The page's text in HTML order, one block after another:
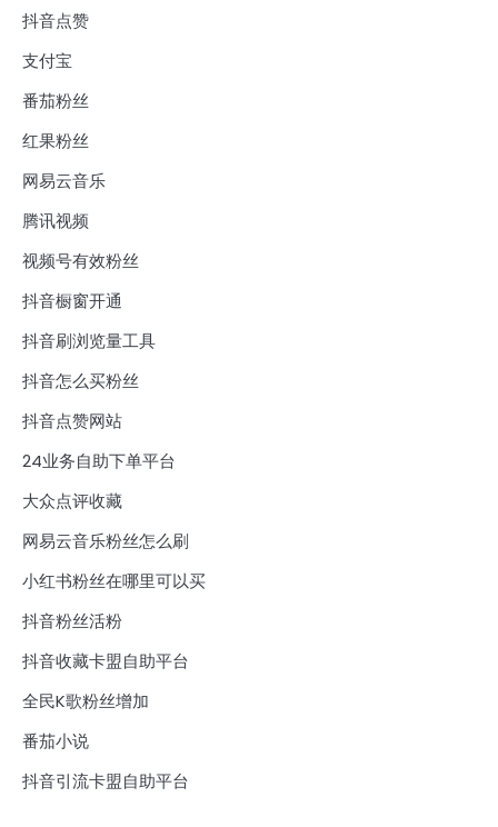
抖音点赞
支付宝
番茄粉丝
红果粉丝
网易云音乐
腾讯视频
视频号有效粉丝
抖音橱窗开通
抖音刷浏览量工具
抖音怎么买粉丝
抖音点赞网站
24业务自助下单平台
大众点评收藏
网易云音乐粉丝怎么刷
小红书粉丝在哪里可以买
抖音粉丝活粉
抖音收藏卡盟自助平台
全民K歌粉丝增加
番茄小说
抖音引流卡盟自助平台